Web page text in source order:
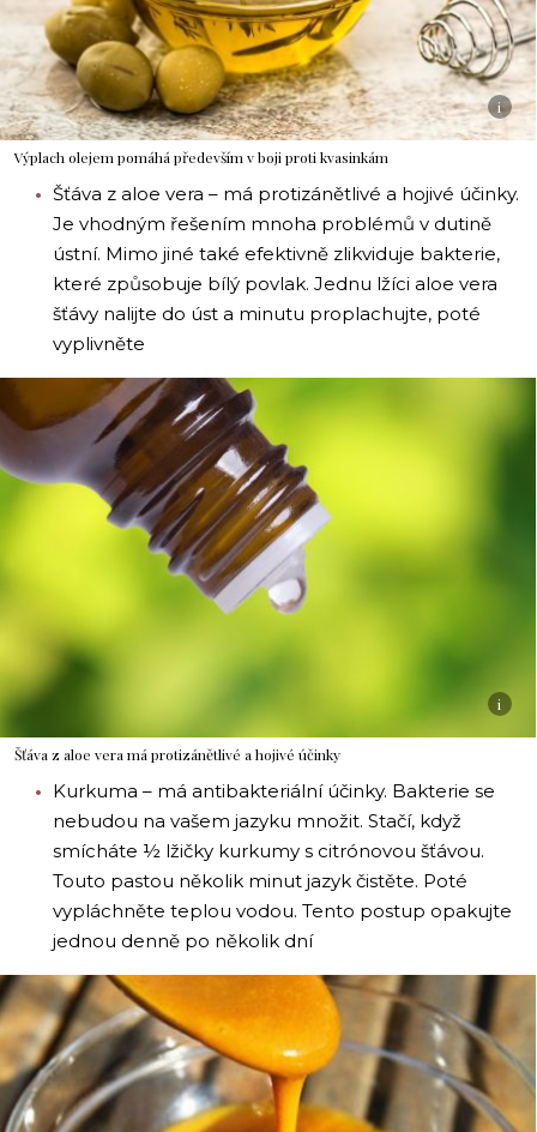
i
Výplach olejem pomáhá především v boji proti kvasinkám
Šťáva z aloe vera – má protizánětlivé a hojivé účinky.
Je vhodným řešením mnoha problémů v dutině
ústní. Mimo jiné také efektivně zlikviduje bakterie,
které způsobuje bílý povlak. Jednu lžíci aloe vera
šťávy nalijte do úst a minutu proplachujte, poté
vyplivněte
i
Šťáva z aloe vera má protizánětlivé a hojivé účinky
Kurkuma – má antibakteriální účinky. Bakterie se
nebudou na vašem jazyku množit. Stačí, když
smícháte ½ lžičky kurkumy s citrónovou šťávou.
Touto pastou několik minut jazyk čistěte. Poté
vypláchněte teplou vodou. Tento postup opakujte
jednou denně po několik dní